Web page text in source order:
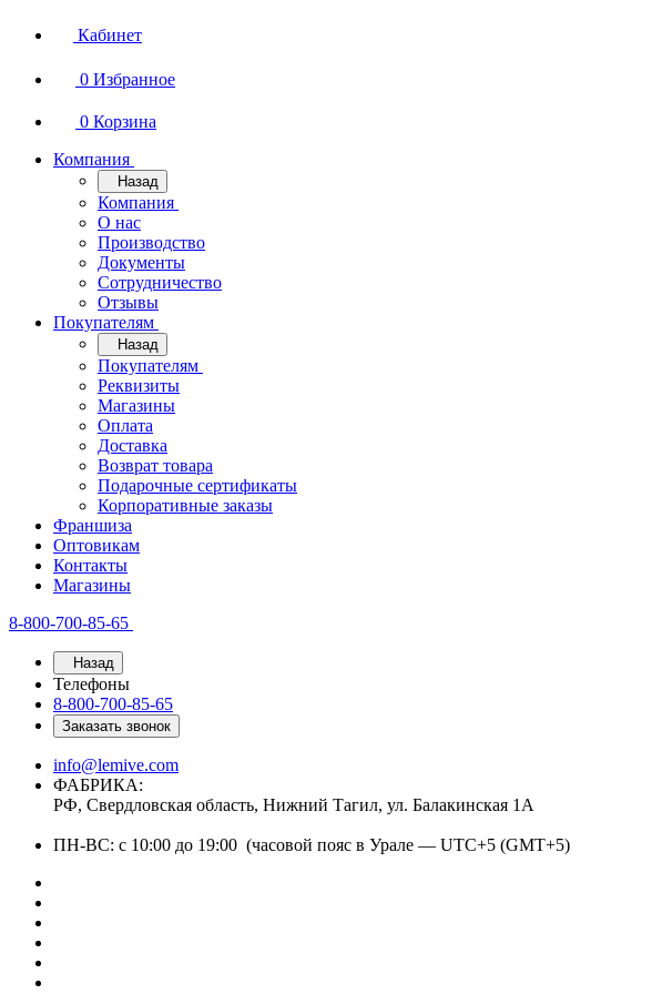
Кабинет
0 Избранное
0 Корзина
Компания
Назад
Компания
О нас
Производство
Документы
Сотрудничество
Отзывы
Покупателям
Назад
Покупателям
Реквизиты
Магазины
Оплата
Доставка
Возврат товара
Подарочные сертификаты
Корпоративные заказы
Франшиза
Оптовикам
Контакты
Магазины
8-800-700-85-65
Назад
Телефоны
8-800-700-85-65
Заказать звонок
info@lemive.com
ФАБРИКА:
РФ, Свердловская область, Нижний Тагил, ул. Балакинская 1А
ПН-ВС: с 10:00 до 19:00 (часовой пояс в Урале — UTC+5 (GMT+5)